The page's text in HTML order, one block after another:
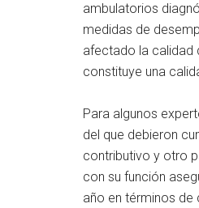
ambulatorios
medidas de
afectado la calidad
constituye una
Para algunos
del que debieron
contributivo y otro
con su función
año en términos de